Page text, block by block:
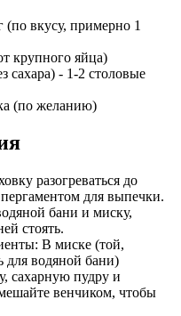
(по вкусу, примерно 1
крупного яйца)
сахара) - 1-2 столовые
(по желанию)
разогреваться до
для выпечки.
бани и миску,
стоять.
В миске (той,
для водяной бани)
сахарную пудру и
венчиком, чтобы